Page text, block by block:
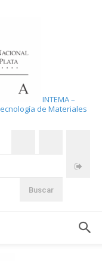
INTEMA –
de Materiales